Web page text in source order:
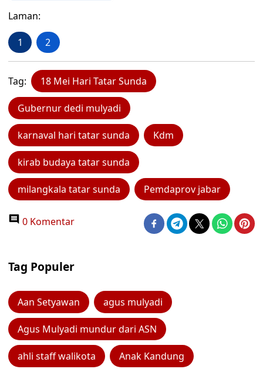
Laman:
1 2
Tag: 18 Mei Hari Tatar Sunda
Gubernur dedi mulyadi
karnaval hari tatar sunda Kdm
kirab budaya tatar sunda
milangkala tatar sunda Pemdaprov jabar
0 Komentar
Tag Populer
Aan Setyawan agus mulyadi
Agus Mulyadi mundur dari ASN
ahli staff walikota Anak Kandung